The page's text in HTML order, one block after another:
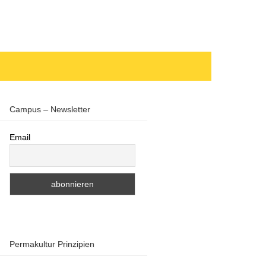
Campus – Newsletter
Email
Permakultur Prinzipien